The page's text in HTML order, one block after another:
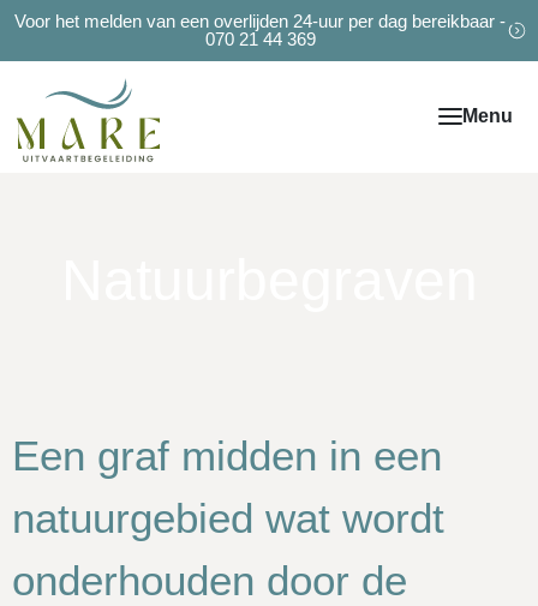
Voor het melden van een overlijden 24-uur per dag bereikbaar -
070 21 44 369
Een graf midden in een
natuurgebied wat wordt
onderhouden door de